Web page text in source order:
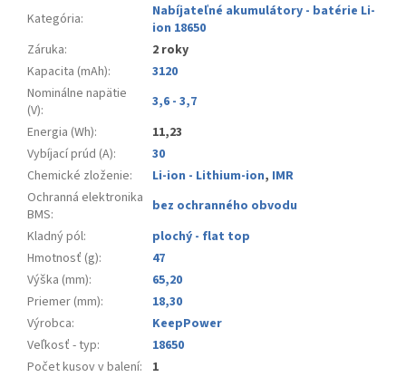
Kategória:
Nabíjateľné akumulátory - batérie Li-
ion 18650
Záruka:
2 roky
Kapacita (mAh):
3120
Nominálne napätie
(V):
3,6 - 3,7
Energia (Wh):
11,23
Vybíjací prúd (A):
30
Chemické zloženie: Li-ion - Lithium-ion, IMR
Ochranná elektronika
BMS:
bez ochranného obvodu
Kladný pól:
plochý - flat top
Hmotnosť (g):
47
Výška (mm):
65,20
Priemer (mm):
18,30
Výrobca:
KeepPower
Veľkosť - typ:
18650
Počet kusov v balení: 1